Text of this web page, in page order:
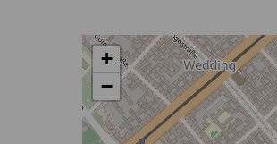
+
−